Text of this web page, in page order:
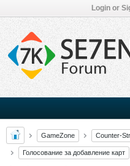
Login or
GameZone Counter-
Голосование за добавление карт